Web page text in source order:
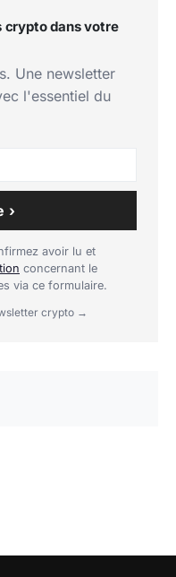
crypto dans votre
Une newsletter
l'essentiel du
›
avoir lu et
concernant le
via ce formulaire.
crypto →